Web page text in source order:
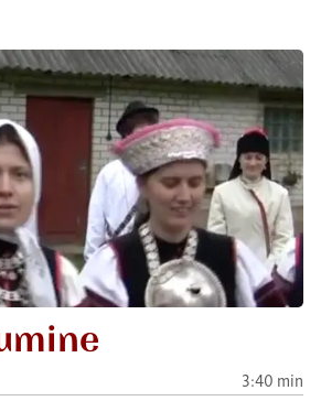
3:40 min